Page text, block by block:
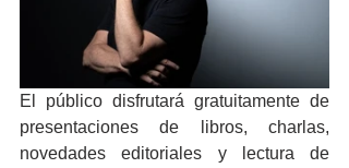
El público disfrutará gratuitamente de
presentaciones de libros, charlas,
novedades editoriales y lectura de